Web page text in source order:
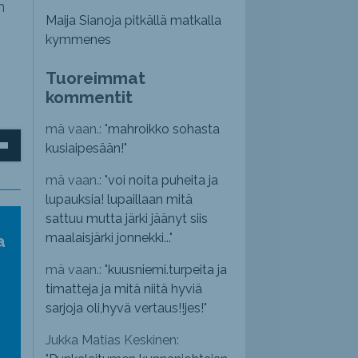
Maija Sianoja pitkällä matkalla
kymmenes
Tuoreimmat
kommentit
mä vaan.: "mahroikko sohasta
kusiaipesään!"
mä vaan.: "voi noita puheita ja
lupauksia! lupaillaan mitä
sattuu mutta järki jäänyt siis
maalaisjärki jonnekki..."
mä vaan.: "kuusniemi.turpeita ja
timatteja ja mitä niitä hyviä
sarjoja oli,hyvä vertaus!!jes!"
Jukka Matias Keskinen: